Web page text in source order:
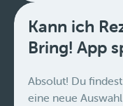
Kann ich
Bring! App
Absolut! Du
eine neue